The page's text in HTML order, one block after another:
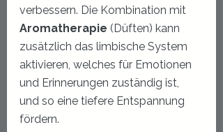
verbessern. Die Kombination mit
Aromatherapie (Düften) kann
zusätzlich das limbische System
aktivieren, welches für Emotionen
und Erinnerungen zuständig ist,
und so eine tiefere Entspannung
fördern.